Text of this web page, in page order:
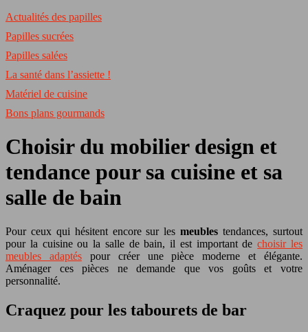
Actualités des papilles
Papilles sucrées
Papilles salées
La santé dans l’assiette !
Matériel de cuisine
Bons plans gourmands
Choisir du mobilier design et
tendance pour sa cuisine et sa
salle de bain
Pour ceux qui hésitent encore sur lesmeubles tendances, surtout
pour la cuisine ou la salle de bain, il est important dechoisir les
meubles adaptéspour créer une pièce moderne et élégante.
Aménager ces pièces ne demande que vos goûts et votre
personnalité.
Craquez pour les tabourets de bar